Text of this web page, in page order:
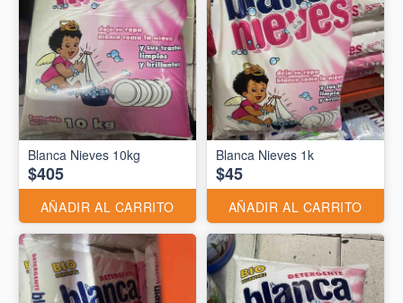
Blanca Nieves 10kg
$405
AÑADIR AL CARRITO
Blanca Nieves 1k
$45
AÑADIR AL CARRITO